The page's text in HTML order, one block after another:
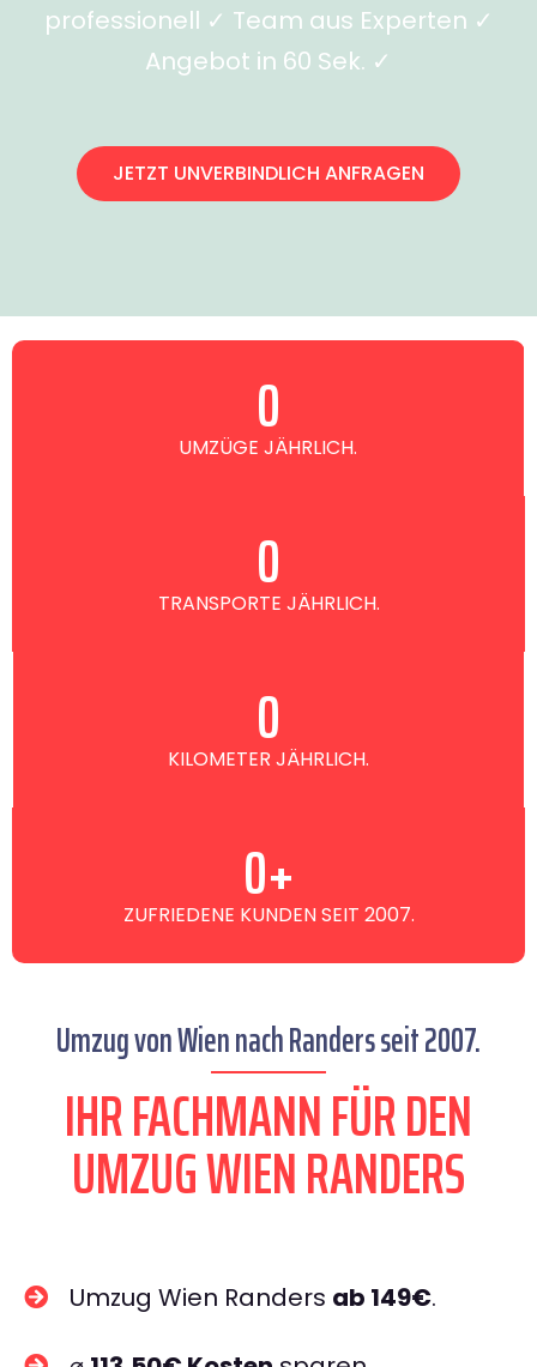
professionell ✓ Team aus Experten ✓
Angebot in 60 Sek. ✓
JETZT UNVERBINDLICH ANFRAGEN
UMZÜGE JÄHRLICH.
0
TRANSPORTE JÄHRLICH.
0
KILOMETER JÄHRLICH.
0
ZUFRIEDENE KUNDEN SEIT 2007.
0+
Umzug von Wien nach Randers seit 2007.
IHR FACHMANN FÜR DEN
UMZUG WIEN RANDERS
Umzug Wien Randers ab 149€.